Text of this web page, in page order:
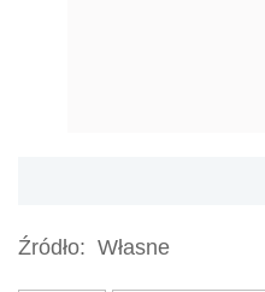
Źródło: Własne